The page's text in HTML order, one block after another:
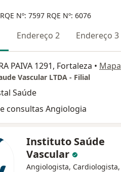
Nº: 7597 RQE Nº: 6076
Endereço 2 Endereço 3
PAIVA 1291, Fortaleza • Mapa
Vascular LTDA - Filial
Saúde
consultas Angiologia
Instituto Saúde
Vascular
Angiologista, Cardiologista,